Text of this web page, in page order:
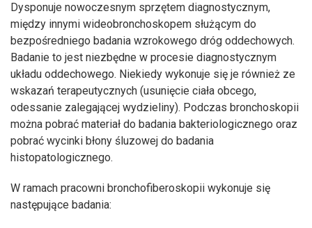
Dysponuje nowoczesnym sprzętem diagnostycznym,
między innymi wideobronchoskopem służącym do
bezpośredniego badania wzrokowego dróg oddechowych.
Badanie to jest niezbędne w procesie diagnostycznym
układu oddechowego. Niekiedy wykonuje się je również ze
wskazań terapeutycznych (usunięcie ciała obcego,
odessanie zalegającej wydzieliny). Podczas bronchoskopii
można pobrać materiał do badania bakteriologicznego oraz
pobrać wycinki błony śluzowej do badania
histopatologicznego.
W ramach pracowni bronchofiberoskopii wykonuje się
następujące badania: